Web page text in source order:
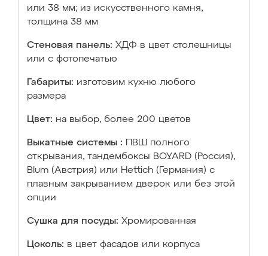
или 38 мм; из искусственного камня,
толщина 38 мм
Стеновая панель: ХДФ в цвет столешницы
или с фотопечатью
Габариты: изготовим кухню любого
размера
Цвет: на выбор, более 200 цветов
Выкатные системы :
ПВШ полного
открывания, тандембоксы BOYARD (Россия),
Blum (Австрия) или Hettich (Германия) с
плавным закрыванием дверок или без этой
опции
Сушка для посуды: Хромированная
Цоколь: в цвет фасадов или корпуса